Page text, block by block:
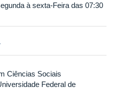
à sexta-Feira das 07:30
Ciências Sociais
Federal de